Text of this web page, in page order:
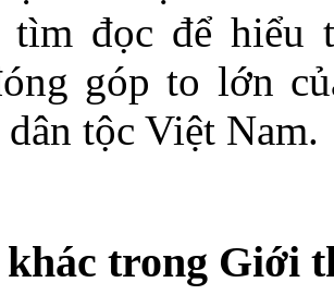
tìm đọc để hiểu
góp to lớn
tộc Việt Nam.
trong Giới